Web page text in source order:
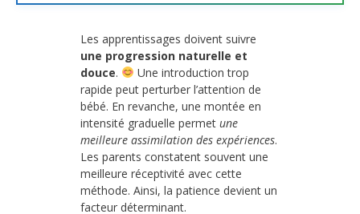
Les apprentissages doivent suivre
une progression naturelle et
douce.
Une introduction trop
rapide peut perturber l’attention de
bébé. En revanche, une montée en
intensité graduelle permet une
meilleure assimilation des expériences.
Les parents constatent souvent une
meilleure réceptivité avec cette
méthode. Ainsi, la patience devient un
facteur déterminant.